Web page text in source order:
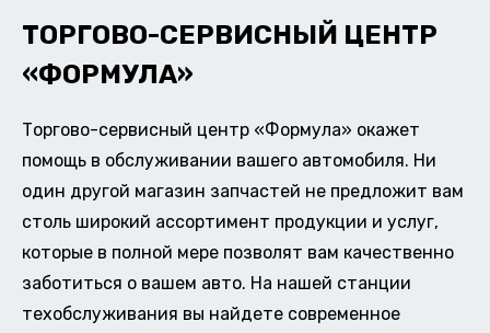
ТОРГОВО-СЕРВИСНЫЙ ЦЕНТР
«ФОРМУЛА»
Торгово-сервисный центр «Формула» окажет
помощь в обслуживании вашего автомобиля. Ни
один другой магазин запчастей не предложит вам
столь широкий ассортимент продукции и услуг,
которые в полной мере позволят вам качественно
заботиться о вашем авто. На нашей станции
техобслуживания вы найдете современное